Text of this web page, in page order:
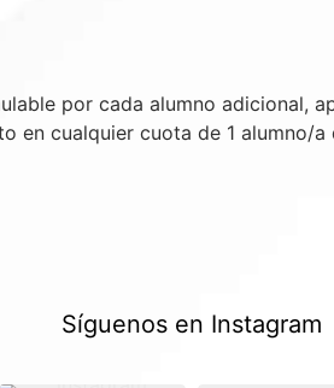
por cada alumno adicional,
en cualquier cuota de 1 alumno/
Síguenos en Instagram